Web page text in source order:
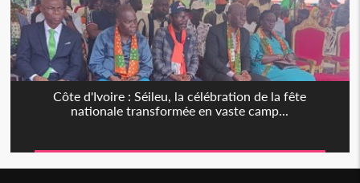
Côte d'Ivoire : Séileu, la célébration de la fête
nationale transformée en vaste camp...